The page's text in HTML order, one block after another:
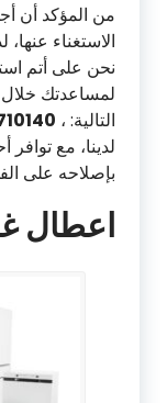
من المؤكد أن
الاستغناء
نحن على أتم
لمساعدتك خلال
التالية: ،
لدينا، مع
بإصلاحه على
اعطال